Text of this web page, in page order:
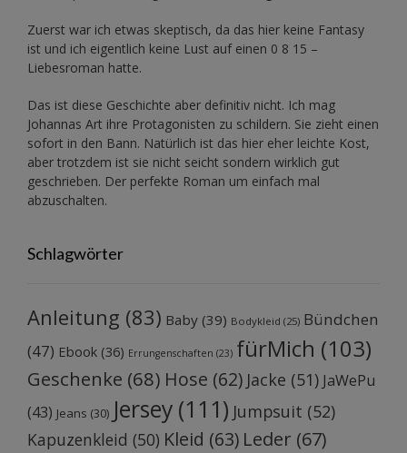
Zuerst war ich etwas skeptisch, da das hier keine Fantasy
ist und ich eigentlich keine Lust auf einen 0 8 15 –
Liebesroman hatte.
Das ist diese Geschichte aber definitiv nicht. Ich mag
Johannas Art ihre Protagonisten zu schildern. Sie zieht einen
sofort in den Bann. Natürlich ist das hier eher leichte Kost,
aber trotzdem ist sie nicht seicht sondern wirklich gut
geschrieben. Der perfekte Roman um einfach mal
abzuschalten.
Schlagwörter
Anleitung (83) Baby (39) Bodykleid (25) Bündchen
(47) Ebook (36) Errungenschaften (23) fürMich (103)
Geschenke (68) Hose (62) Jacke (51) JaWePu
(43) Jeans (30) Jersey (111) Jumpsuit (52)
Kapuzenkleid (50) Kleid (63) Leder (67)